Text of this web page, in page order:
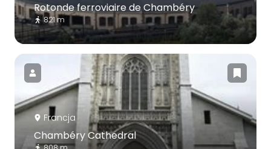
Rotonde ferroviaire de Chambéry
821 m
Francja
Chambéry Cathedral